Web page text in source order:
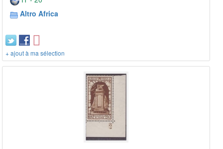
Altro Africa
+ ajout à ma sélection